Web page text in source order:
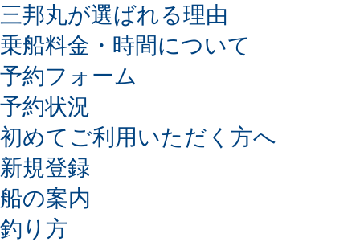
三邦丸が選ばれる理由
乗船料金・時間について
予約フォーム
予約状況
初めてご利用いただく方へ
新規登録
船の案内
釣り方